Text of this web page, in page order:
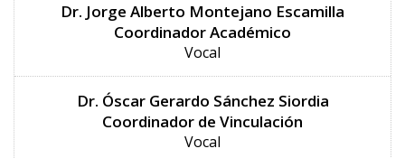
Dr. Jorge Alberto Montejano Escamilla
Coordinador Académico
Vocal
Dr. Óscar Gerardo Sánchez Siordia
Coordinador de Vinculación
Vocal